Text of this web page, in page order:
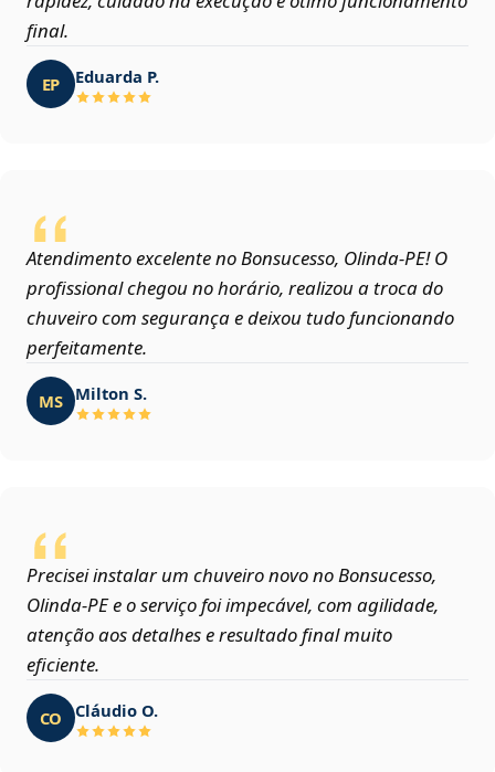
final.
EP Eduarda P.
Atendimento excelente no Bonsucesso, Olinda‑PE! O
profissional chegou no horário, realizou a troca do
chuveiro com segurança e deixou tudo funcionando
perfeitamente.
MS Milton S.
Precisei instalar um chuveiro novo no Bonsucesso,
Olinda‑PE e o serviço foi impecável, com agilidade,
atenção aos detalhes e resultado final muito
eficiente.
CO Cláudio O.